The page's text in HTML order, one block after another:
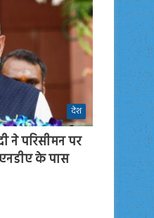
देश
ने परिसीमन पर
के पास